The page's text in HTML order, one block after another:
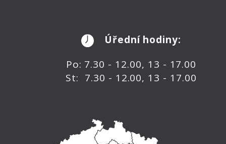
Úřední hodiny:
Po: 7.30 - 12.00, 13 - 17.00
St: 7.30 - 12.00, 13 - 17.00